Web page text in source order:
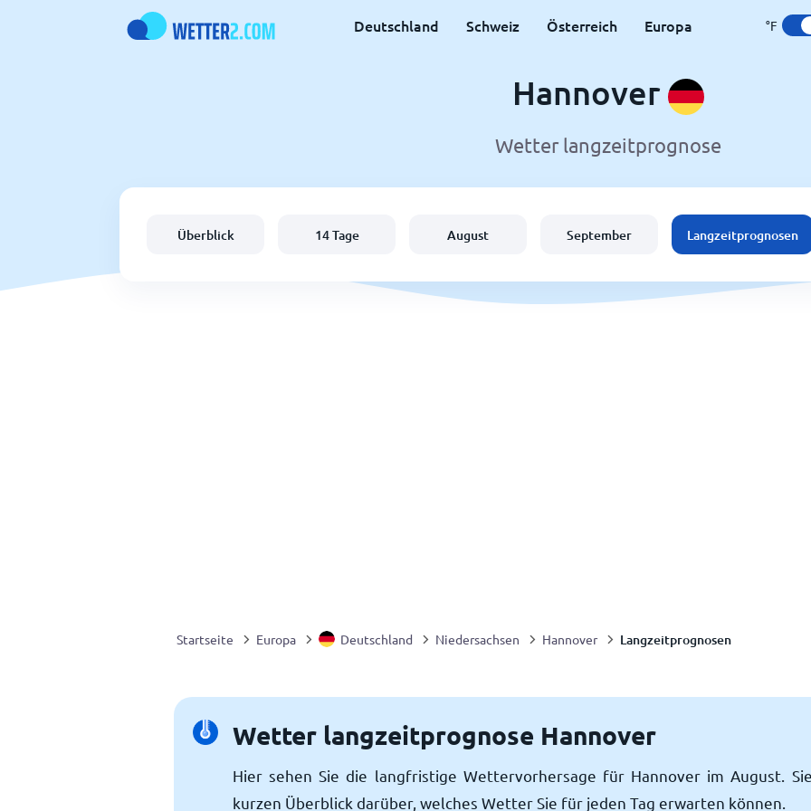
Deutschland Schweiz Österreich Europa °F
Hannover
Wetter langzeitprognose
Überblick 14 Tage August September Langzeitprognosen
Startseite Europa Deutschland Niedersachsen Hannover Langzeitprognosen
Wetter langzeitprognose Hannover
Hier sehen Sie die langfristige Wettervorhersage für Hannover im August.
kurzen Überblick darüber, welches Wetter Sie für jeden Tag erwarten können.